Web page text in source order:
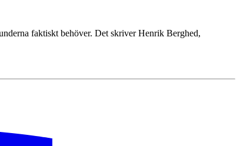
faktiskt behöver. Det skriver Henrik Berghed,